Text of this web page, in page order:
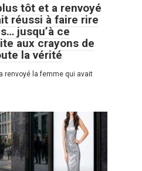
tôt et a renvoyé
réussi à faire rire
jusqu’à ce
aux crayons de
la vérité
renvoyé la femme qui avait